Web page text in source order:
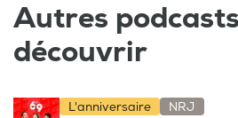
Autres
découvrir
L'anniversaire NRJ